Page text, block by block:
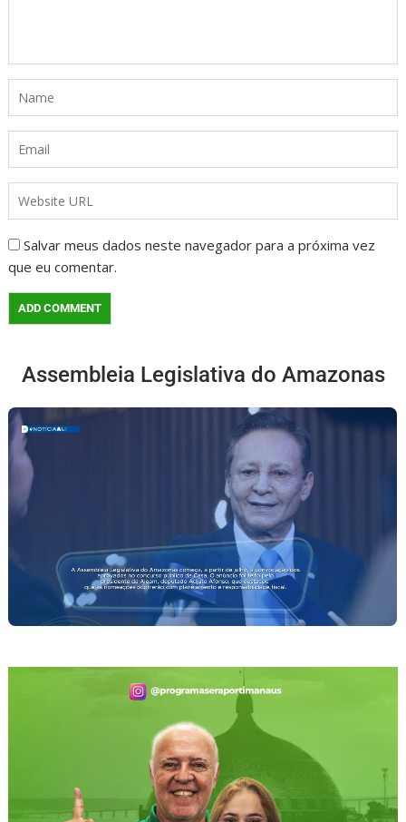
Salvar meus dados neste navegador para a próxima vez
que eu comentar.
Assembleia Legislativa do Amazonas